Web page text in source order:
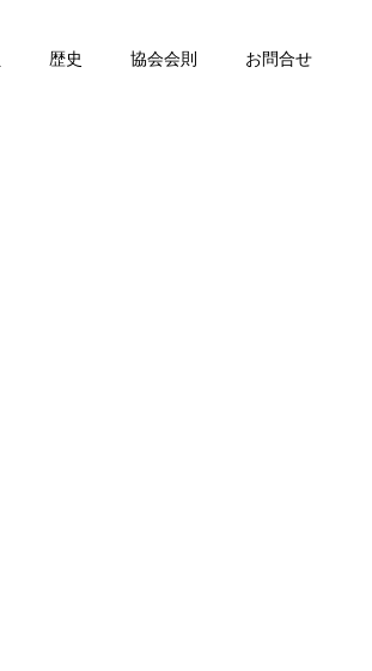
歴史 協会会則 お問合せ